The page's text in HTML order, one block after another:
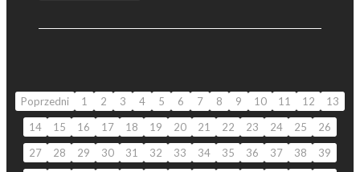
Poprzedni 1 2 3 4 5 6 7 8 9 10 11 12
13
14
15 16 17 18 19 20 21 22 23 24 25
26
27
28 29 30 31 32 33 34 35 36 37 38
39